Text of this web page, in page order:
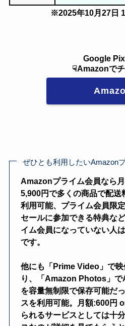
※2025年10月27日
Google
☟Amazonで
ぜひとも利用したいAmazon
Amazonプライム会員なら
5,900円で多くの商品で配送
利用可能、プライム会員限
セールに参加できる特典な
イム会員になっていない人
です。
他にも「Prime Video」で
り、「Amazon Photos」
を容量無制限で保存可能だ
スを利用可能。月額:600円
られるサービスとしては十